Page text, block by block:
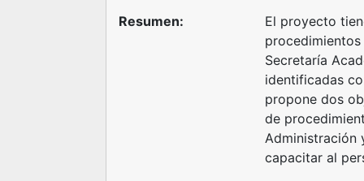
Resumen:
El proyecto
Secretaría
identificadas
propone dos
de
Administración
capacitar al